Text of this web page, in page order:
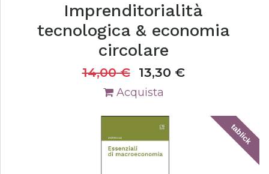
Imprenditorialità
tecnologica & economia
circolare
14,00€ 13,30 €
Acquista
tablick